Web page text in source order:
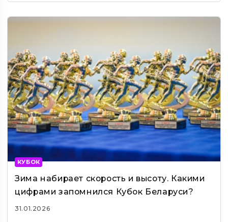
КУБОК
Зима набирает скорость и высоту. Какими
цифрами запомнился Кубок Беларуси?
31.01.2026